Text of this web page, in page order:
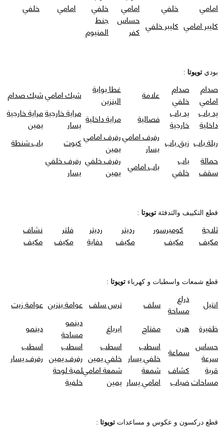
امامي
خلفي
امامي
خلفي
امامي
خلفي
كليبر امامي كليبر خلفي حساس
كفر
جنط
المنيوم
بودي تويوتا :
صدام
امامي
صدام
خلفي
علامة
غطا بوابة
البنزين
شبك اماميشبك صدام
يد باب
داخلية
يد باب
خارجية
فصالية مراية داخلية مراية خارجية
يسار
مراية خارجية
يمين
ربلة باب زيق باب رفرف امامي
يسار
رفرف امامي
يمين
كبوت
باب شنطة
حمالة
سقف
باب
خلفي
باب امامي رفرف خلفي
يمين
رفرف خلفي
يسار
قطع التكييف والتدفئة تويوتا :
ثلاجة
مكيف
كومبرسور
مكيف
رديتر
مكيف
رديتر
دفاية
فلتر
مكيف
نشاف
مكيف
قطع شمعات واسطبات و كهرباء تويوتا :
انتيل
ذراع
مساحة سلف ترس سلف عوامة بنزين عوامة زيت
ظفيرة
هرن مفتاح ايرباغ
دينمو
مساحة
دينمو
حساس
سرعة
سماعة اسطب
خلفي يسار
اسطب
خلفي يمين
اسطب
رفرف يمين
اسطب
رفرف يسار
قربة
مساحات
كشاف
ضباب
شمعة
امامي يسار
شمعة امامي
يمين
لمبة لوحة
خلفية
قطع دركسون و عكوس و مساعدات تويوتا :